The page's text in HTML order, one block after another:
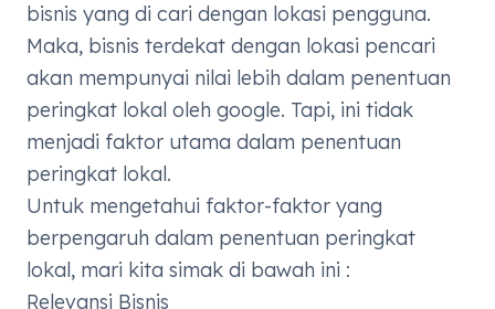
bisnis yang di cari dengan lokasi pengguna.
Maka, bisnis terdekat dengan lokasi pencari
akan mempunyai nilai lebih dalam penentuan
peringkat lokal oleh google. Tapi, ini tidak
menjadi faktor utama dalam penentuan
peringkat lokal.
Untuk mengetahui faktor-faktor yang
berpengaruh dalam penentuan peringkat
lokal, mari kita simak di bawah ini :
Relevansi Bisnis